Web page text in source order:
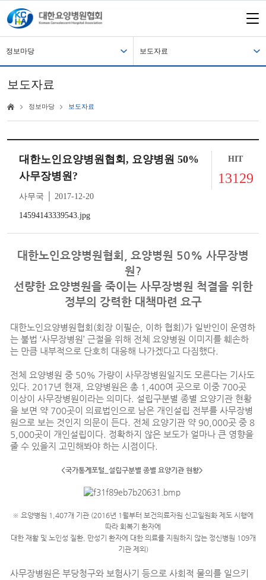
정보마당 보도자료
보도자료
정보마당 보도자료
대한노인요양병원협회, 요양병원 50%
사무장병원?
사무국 │ 2017-12-20
14594143339543.jpg
HIT
13129
대한노인요양병원협회, 요양병원 50% 사무장병
원?
선량한 요양병원을 죽이는 사무장병원 척결을 위한
정부의 강력한 대책마련 요구
대한노인요양병원협회(회장 이필순, 이하 협회)가 일반인이 운영하
는 불법 ‘사무장병원’ 근절을 위해 전체 요양병원 이미지를 훼손하
는 만큼 내부적으로 단호히 대응해 나가겠다고 다짐했다.
전체 요양병원 중 50% 가량이 사무장병원일지도 모른다는 기사도
있다. 2017년 현재, 요양병원은 총 1,400여 곳으로 이중 700곳
이상이 사무장병원이라는 의미다. 설립구분별 종별 요양기관 현황
을 보면 약 700곳이 의료법인으로 남은 개인설립 전부를 사무장병
원으로 보는 것인지 의문이 든다. 전체 요양기관 약 90,000곳 중 8
5,000곳이 개인설립이다. 정확하지 않은 보도가 얼마나 큰 영향을
줄 수 있을지 고민해봐야 하는 시점이다.
<국가통계포털_설립구분별 종별 요양기관 현황>
※ 요양병원 1,407개 기관 (2016년 1월부터 보건의료자원 신고일원화 제도 시행에
따라 회복기 환자에
대한 재활 및 노인성 질환, 만성기 환자에 대한 의료를 지원하지 않는 정신병원 109개
기관 제외)
사무장병원은 부당청구와 보험사기 등으로 사회적 물의를 일으키